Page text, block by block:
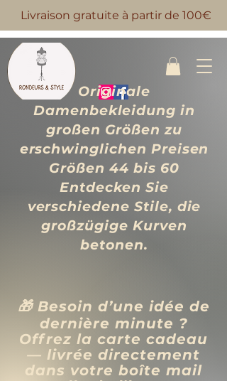
Livraison gratuite à partir de 100€
Originale
Damenbekleidung in
großen Größen zu
erschwinglichen Preisen
Größen 44 bis 60
Entdecken Sie
verschiedene Stile, die
großzügige Kurven
betonen.
🎁 Besoin d’une idée de
dernière minute ?
Offrez la carte cadeau
— livrée directement
dans votre boîte mail